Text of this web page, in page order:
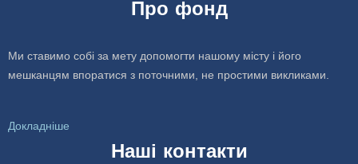
Про фонд
Ми ставимо собі за мету допомогти нашому місту і його
мешканцям впоратися з поточними, не простими викликами.
Докладніше
Наші контакти